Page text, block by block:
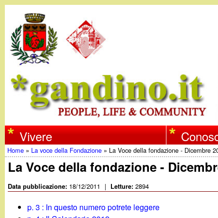
w
w
w
Vivere
Tu
sei
Home » La voce della Fondazione » La Voce della fondazione - Dicembre
La Voce della fondazione -
Data pubblicazione: 18/12/2011 | Letture:2894
p. 3 : In questo numero potrete leggere